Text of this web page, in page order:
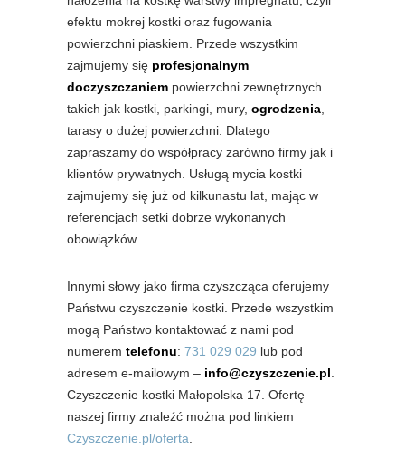
efektu mokrej kostki oraz fugowania
powierzchni piaskiem. Przede wszystkim
zajmujemy się profesjonalnym
doczyszczaniem powierzchni zewnętrznych
takich jak kostki, parkingi, mury, ogrodzenia,
tarasy o dużej powierzchni. Dlatego
zapraszamy do współpracy zarówno firmy jak i
klientów prywatnych. Usługą mycia kostki
zajmujemy się już od kilkunastu lat, mając w
referencjach setki dobrze wykonanych
obowiązków.
Innymi słowy jako firma czyszcząca oferujemy
Państwu czyszczenie kostki. Przede wszystkim
mogą Państwo kontaktować z nami pod
numerem telefonu: 731 029 029 lub pod
adresem e-mailowym – info@czyszczenie.pl.
Czyszczenie kostki Małopolska 17. Ofertę
naszej firmy znaleźć można pod linkiem
Czyszczenie.pl/oferta.